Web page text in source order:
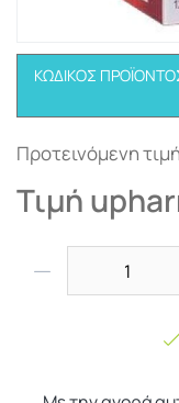
ΚΩΔΙΚΌΣ
Προτεινόμενη
Τιμή